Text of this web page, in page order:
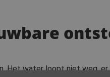
Het water loopt niet weg,